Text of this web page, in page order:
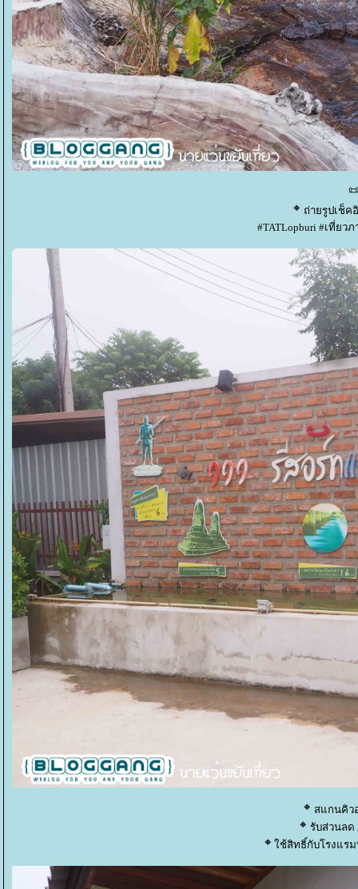
ถ่ายรูปเช็ค
#TATLopburi #เที่ย
สแกนคิว
รับส่วนลด
ช้สิทธิ์กับโรงแรม